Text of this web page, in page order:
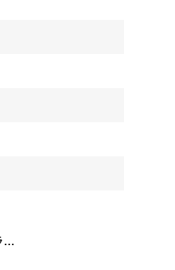
Wincor自動支払機の部品はローラーをフィード